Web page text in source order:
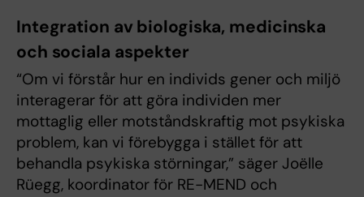
Integration av biologiska, medicinska
och sociala aspekter
“Om vi ​​förstår hur en individs gener och miljö
interagerar för att göra individen mer
mottaglig eller motståndskraftig mot psykiska
problem, kan vi förebygga i stället för att
behandla psykiska störningar,” säger Joëlle
Rüegg, koordinator för RE-MEND och